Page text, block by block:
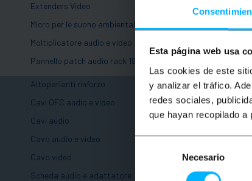
Esta página web usa
Las cookies de este
y analizar el tráfico.
redes sociales,
que hayan recopilado
consentimiento
Necesario
Extenders Video
Micro per le suono ambientali
Moltiplicatore audio e video
Pannello patch audio rack 19"
Altoparlanti rinforzo +
Cavi OFC audio e video +
Cavi audio +
Cavo audio e video +
Cavo video +
Scheda audio e adattatore
PVP
6,07€IVA